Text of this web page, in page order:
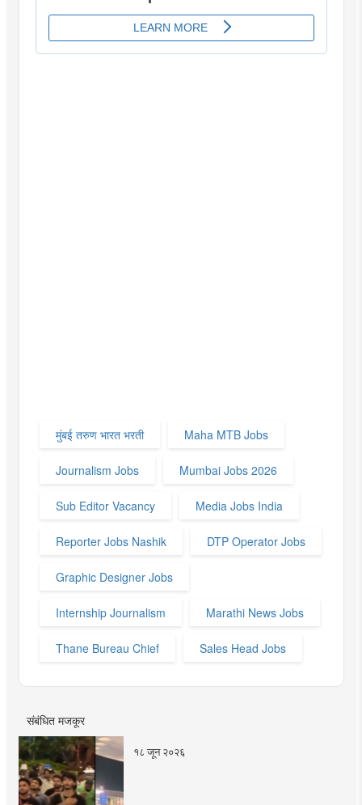
मुंबई तरुण भारत भरती Maha MTB Jobs
Journalism Jobs Mumbai Jobs 2026
Sub Editor Vacancy Media Jobs India
Reporter Jobs Nashik DTP Operator Jobs
Graphic Designer Jobs
Internship Journalism Marathi News Jobs
Thane Bureau Chief Sales Head Jobs
संबंधित मजकूर
१८ जून २०२६